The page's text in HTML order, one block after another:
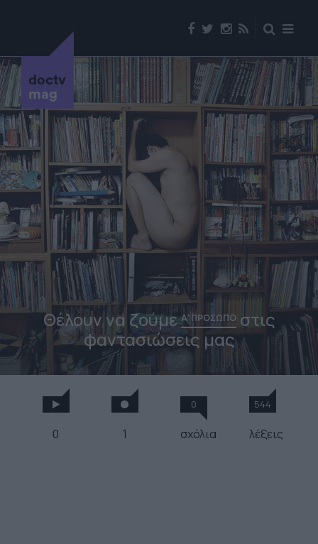
doctv
mag
Θέλουν να ζούμεΑ' ΠΡΟΣΩΠΟστις
φαντασιώσεις μας
0 1
0
σχόλια
544
λέξεις